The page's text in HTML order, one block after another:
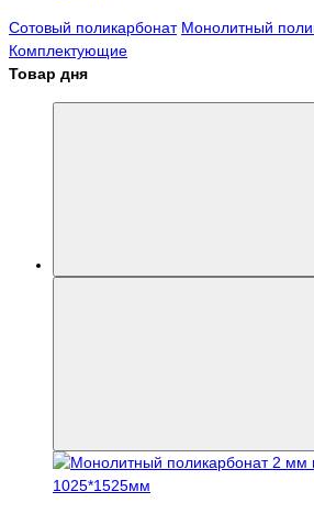
Сотовый поликарбонат Монолитный
Комплектующие
Товар дня